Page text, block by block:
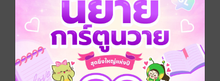
แต่สำหรับ ดร.โสภณไม่เคยคิดไปอวดร่ำรวยกับใคร ยินดีที่
จะบำเพ็ญทุกรกิริยา หรือทรมานร่างกายตน เพื่อสละการ
ยึดติดหัวโขนต่างๆ และพิสูจน์ตนว่ายังพอมีกำลังวังชาอยู่
อยากให้เป็นแบบอย่างในอีกแง่หนึ่งสำหรับเยาวชนที่ไม่
มักมากในลาภยศสรรเสริญและพร้อมทำงานในทุกสภาวะ